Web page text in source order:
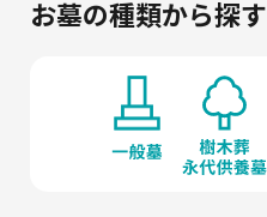
お墓の種類から探す